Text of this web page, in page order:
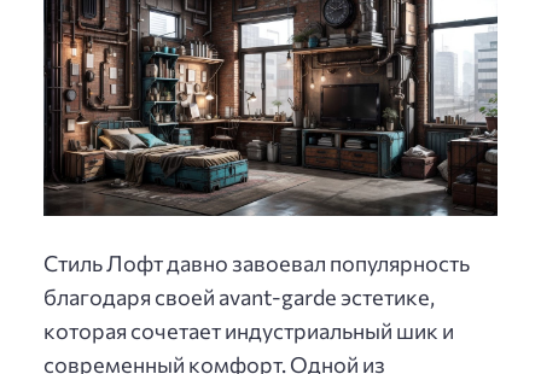
Стиль Лофт давно завоевал популярность
благодаря своей avant-garde эстетике,
которая сочетает индустриальный шик и
современный комфорт. Одной из